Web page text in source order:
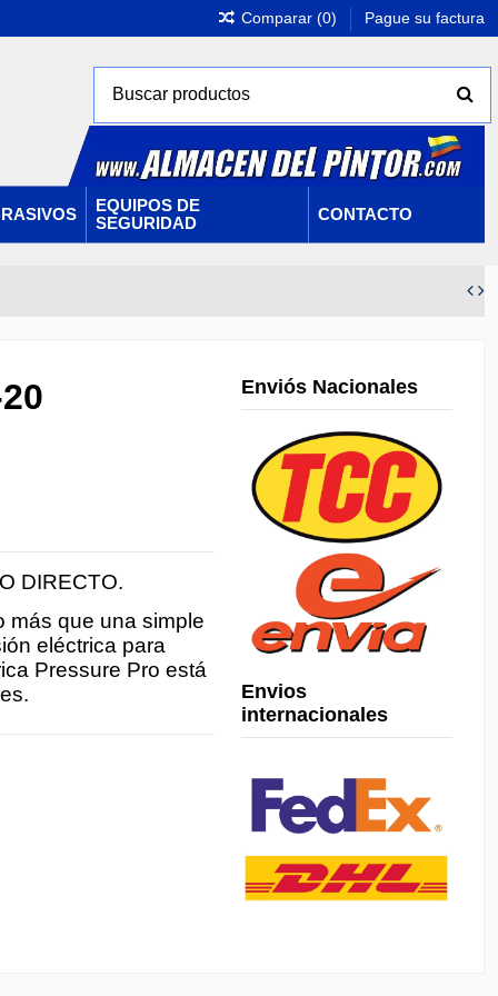
Comparar (0) Pague su factura
EQUIPOS DE
SEGURIDAD
CONTACTO
DIRECTO.
más que una simple
eléctrica para
Pressure Pro está
Enviós Nacionales
Envios
internacionales